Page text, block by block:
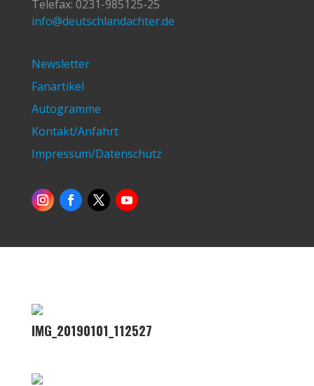
Telefax: 0231-985125-25
info@deutschlandachter.de
Newsletter
Fanartikel
Autogramme
Kontakt/Anfahrt
Impressum/Datenschutz
IMG_20190101_112527